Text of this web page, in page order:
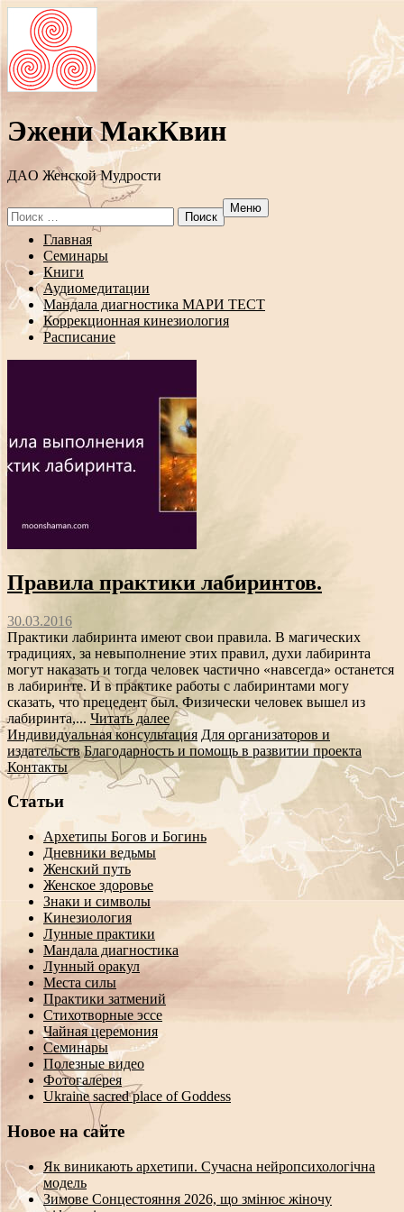
Эжени МакКвин
ДAO Женской Мудрости
Search
for:
Меню
Перейти
содержанию
Главная
Семинары
Книги
Аудиомедитации
Мандала диагностика МАРИ ТЕСТ
Коррекционная кинезиология
Расписание
Правила практики лабиринтов.
30.03.2016
Практики лабиринта имеют свои правила. В магических
традициях, за невыполнение этих правил, духи лабиринта
могут наказать и тогда человек частично «навсегда» останется
в лабиринте. И в практике работы с лабиринтами могу
сказать, что прецедент был. Физически человек вышел из
лабиринта,... Читать далее
Индивидуальная консультация Для организаторов и
издательств Благодарность и помощь в развитии проекта
Контакты
Статьи
Архетипы Богов и Богинь
Дневники ведьмы
Женский путь
Женское здоровье
Знаки и символы
Кинезиология
Лунные практики
Мандала диагностика
Лунный оракул
Места силы
Практики затмений
Стихотворные эссе
Чайная церемония
Семинары
Полезные видео
Фотогалерея
Ukraine sacred place of Goddess
Новое на сайте
Як виникають архетипи. Сучасна нейропсихологічна
модель
Зимове Сонцестояння 2026, що змінює жіночу